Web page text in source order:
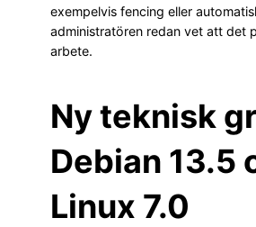
exempelvis fencing eller
administratören redan vet att det
arbete.
Ny teknisk
Debian 13.5
Linux 7.0